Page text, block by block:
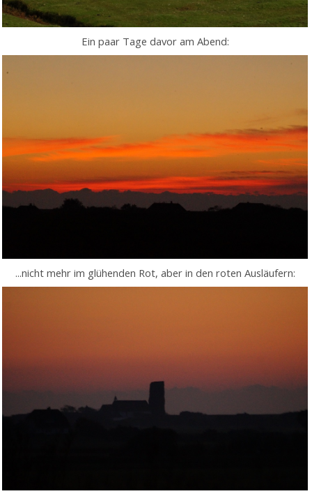
Ein paar Tage davor am Abend:
...nicht mehr im glühenden Rot, aber in den roten Ausläufern: